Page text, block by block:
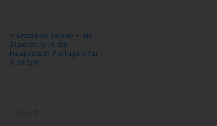
« Lissabon calling – ein
Städtetrip in die
Hauptstadt Portugals für
€ 183pP